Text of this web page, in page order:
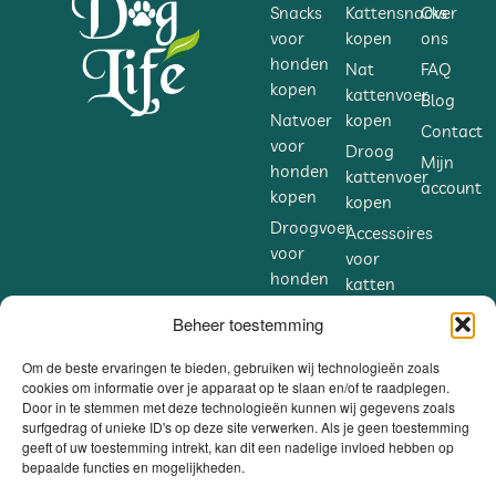
Beheer toestemming
Om de beste ervaringen te bieden, gebruiken wij technologieën zoals
cookies om informatie over je apparaat op te slaan en/of te raadplegen.
Door in te stemmen met deze technologieën kunnen wij gegevens zoals
surfgedrag of unieke ID's op deze site verwerken. Als je geen toestemming
geeft of uw toestemming intrekt, kan dit een nadelige invloed hebben op
bepaalde functies en mogelijkheden.
Snacks
voor
honden
kopen
Natvoer
voor
honden
kopen
Droogvoer
voor
honden
Accessoires
voor
honden
kopen
Supplementen
Kattensnacks
kopen
Nat
kattenvoer
kopen
Droog
kattenvoer
kopen
Accessoires
voor
katten
Supplementen
voor
katten
kopen
Over
ons
FAQ
Blog
Contact
Mijn
account